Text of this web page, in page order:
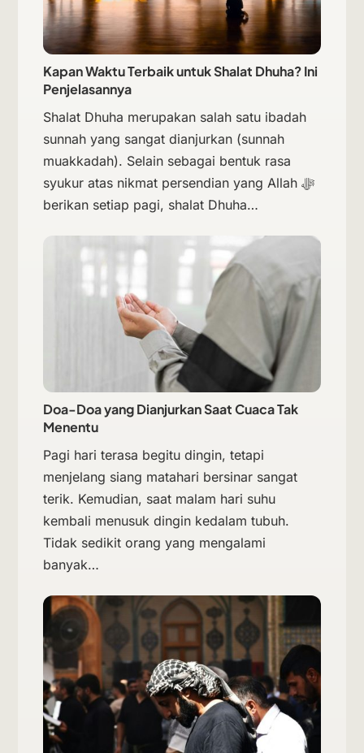
Kapan Waktu Terbaik untuk Shalat Dhuha? Ini
Penjelasannya
Shalat Dhuha merupakan salah satu ibadah
sunnah yang sangat dianjurkan (sunnah
muakkadah). Selain sebagai bentuk rasa
syukur atas nikmat persendian yang Allah ﷻ
berikan setiap pagi, shalat Dhuha…
Doa-Doa yang Dianjurkan Saat Cuaca Tak
Menentu
Pagi hari terasa begitu dingin, tetapi
menjelang siang matahari bersinar sangat
terik. Kemudian, saat malam hari suhu
kembali menusuk dingin kedalam tubuh.
Tidak sedikit orang yang mengalami
banyak…